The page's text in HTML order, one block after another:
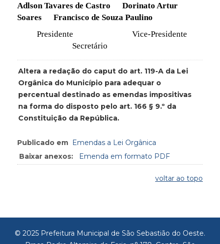
Adlson Tavares de Castro Dorinato Artur
Soares Francisco de Souza Paulino
Presidente Vice-Presidente
Secretário
Altera a redação do caput do art. 119-A da Lei
Orgânica do Município para adequar o
percentual destinado as emendas impositivas
na forma do disposto pelo art. 166 § 9.º da
Constituição da República.
Publicado em Emendas a Lei Orgânica
Baixar anexos:
Emenda em formato PDF
voltar ao topo
© 2025 Prefeitura Municipal de São Sebastião do Oeste.